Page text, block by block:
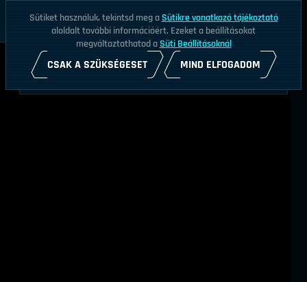
Sütiket használuk, tekintsd meg aSütikre vonatkozó tájékoztató
aloldalt további információért. Ezeket a beállításokat
megváltoztathatod aSüti Beállításoknál
CSAK A SZÜKSÉGESET MIND ELFOGADOM